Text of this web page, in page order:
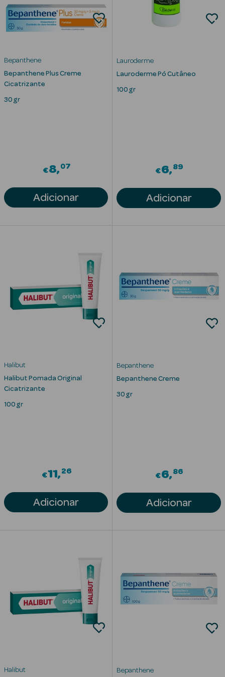
Ver Tudo
Solares Bebé e
Séruns Faciais
Limpeza Facial
Água Micelar
Água Termal
Esfoliantes
Bepanthene
Bepanthene Plus Creme
Cicatrizante
30 gr
€8 07
Adicionar
Lauroderme
Lauroderme Pó Cutâneo
100 gr
€6 89
Adicionar
Halibut
Halibut Pomada Original
Cicatrizante
100 gr
€11 26
Adicionar
Bepanthene
Bepanthene Creme
30 gr
€6 86
Adicionar
Halibut Bepanthene